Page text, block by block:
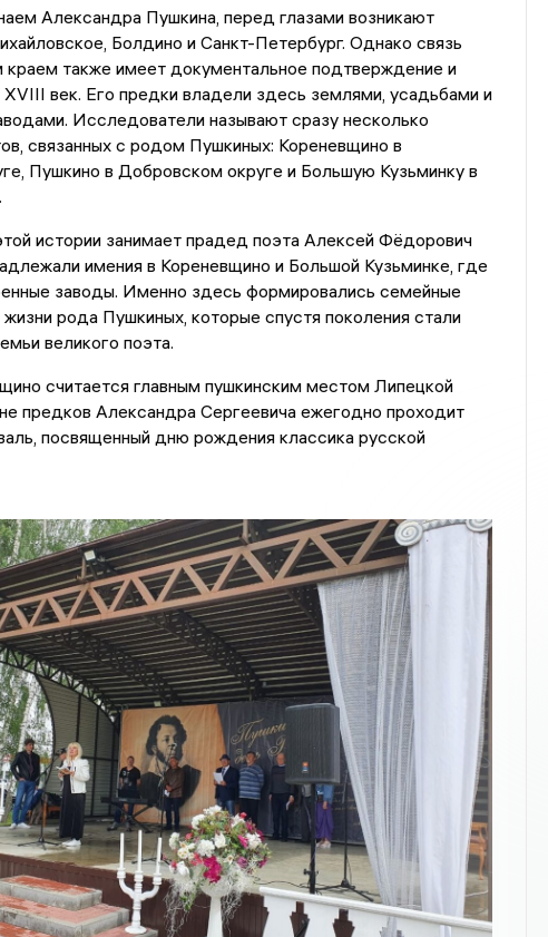
Александра Пушкина, перед глазами возникают
Болдино и Санкт-Петербург. Однако связь
краем также имеет документальное подтверждение и
век. Его предки владели здесь землями, усадьбами и
Исследователи называют сразу несколько
связанных с родом Пушкиных: Кореневщино в
Пушкино в Добровском округе и Большую Кузьминку в
истории занимает прадед поэта Алексей Фёдорович
имения в Кореневщино и Большой Кузьминке, где
заводы. Именно здесь формировались семейные
рода Пушкиных, которые спустя поколения стали
великого поэта.
считается главным пушкинским местом Липецкой
предков Александра Сергеевича ежегодно проходит
посвященный дню рождения классика русской